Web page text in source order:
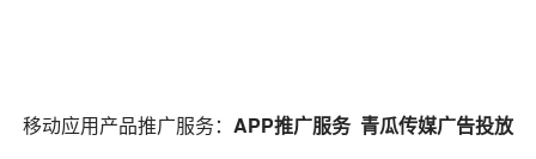
移动应用产品推广服务： APP推广服务 青瓜传媒广告投放